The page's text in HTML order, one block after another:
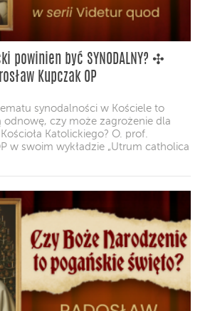
powinien być SYNODALNY? ✣
Kupczak OP
synodalności w Kościele to
odnowę, czy może zagrożenie dla
Katolickiego? O. prof.
w swoim wykładzie „Utrum catholica